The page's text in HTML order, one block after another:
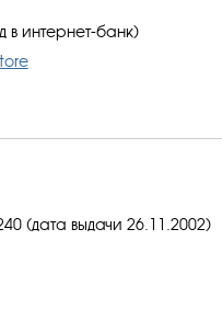
в интернет-банк)
(дата выдачи 26.11.2002)